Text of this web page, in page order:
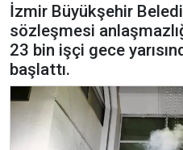
İzmir Büyükşehir
sözleşmesi
23 bin işçi gece
başlattı.